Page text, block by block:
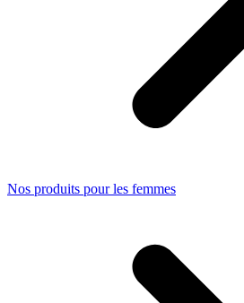
Nos produits pour les femmes